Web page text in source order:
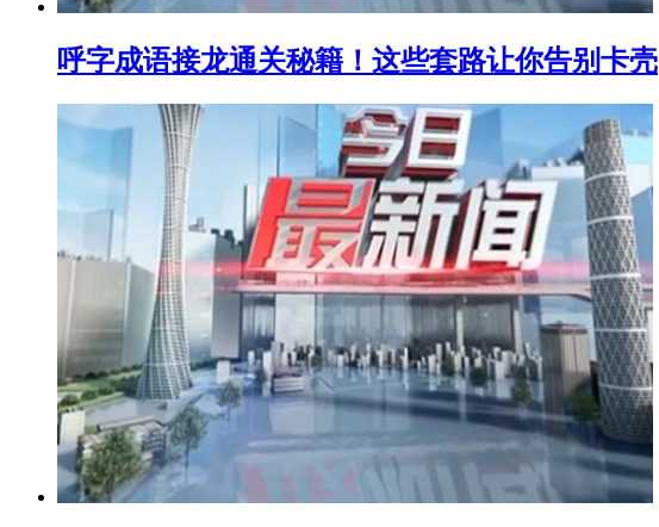
呼字成语接龙通关秘籍！这些套路让你告别卡壳